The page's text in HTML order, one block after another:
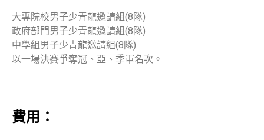
大專院校男子少青龍邀請組(8隊)
政府部門男子少青龍邀請組(8隊)
中學組男子少青龍邀請組(8隊)
以一場決賽爭奪冠、亞、季軍名次。
費用：